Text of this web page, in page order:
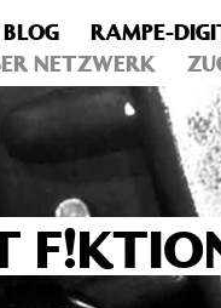
ist seit Version
BLOG RAMPE-
NETZWERK